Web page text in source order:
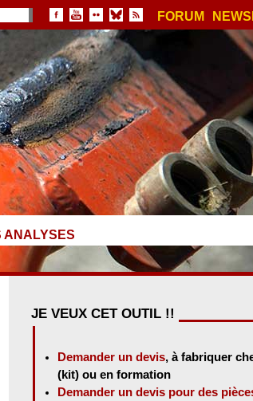
FORUM
ANALYSES
JE VEUX CET OUTIL !!
Demander un devis, à fabriquer
(kit) ou en formation
Demander un devis pour des